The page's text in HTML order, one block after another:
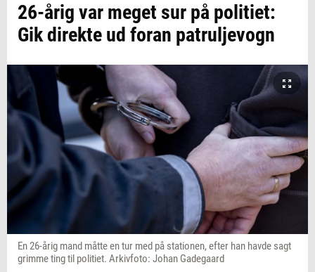
26-årig var meget sur på politiet:
Gik direkte ud foran patruljevogn
En 26-årig mand måtte en tur med på stationen, efter han havde sagt
grimme ting til politiet. Arkivfoto: Johan Gadegaard